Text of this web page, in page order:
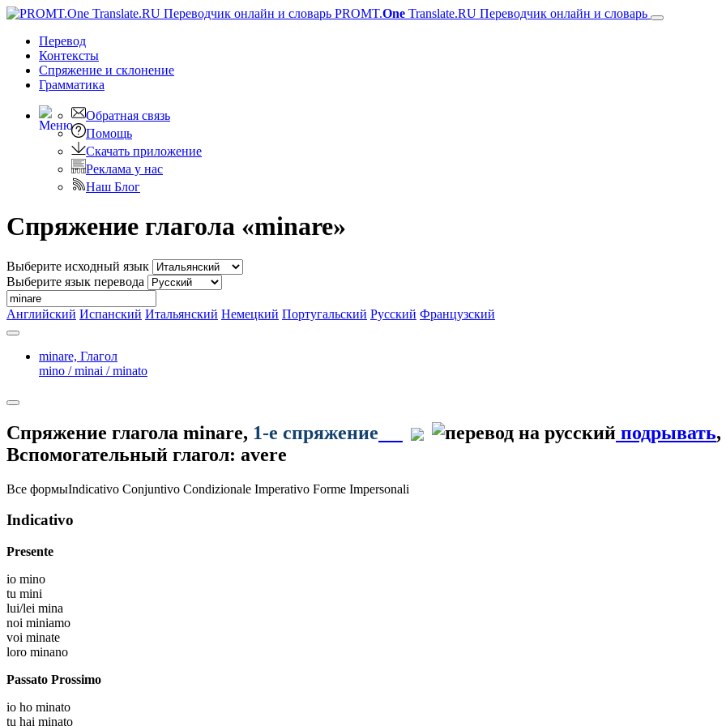
PROMT.One Translate.RU Переводчик онлайн и словарь
Перевод
Контексты
Спряжение и склонение
Грамматика
Обратная связь
Помощь
Скачать приложение
Реклама у нас
Наш Блог
Спряжение глагола «minare»
Выберите исходный язык
Выберите язык перевода
Английский Испанский Итальянский Немецкий Португальский Русский Французский
minare, Глагол
mino / minai / minato
Спряжение глагола minare, 1-е спряжение подрывать,
Вспомогательный глагол: avere
Все формыIndicativo Conjuntivo Condizionale Imperativo Forme Impersonali
Indicativo
Presente
io mino
tu mini
lui/lei mina
noi miniamo
voi minate
loro minano
Passato Prossimo
io ho minato
tu hai minato